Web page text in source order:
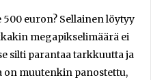
euron? Sellainen löytyy
megapikselimäärä ei
silti parantaa tarkkuutta ja
on muutenkin panostettu,